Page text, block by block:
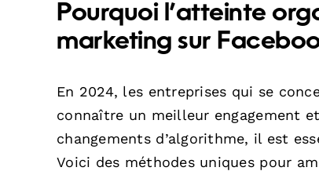
Pourquoi l’atteinte
marketing sur
En 2024, les entreprises qui se
connaître un meilleur engagement
changements d’algorithme, il est
Voici des méthodes uniques pour